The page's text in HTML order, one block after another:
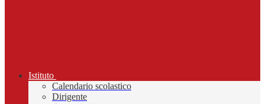
Istituto
Calendario scolastico
Dirigente